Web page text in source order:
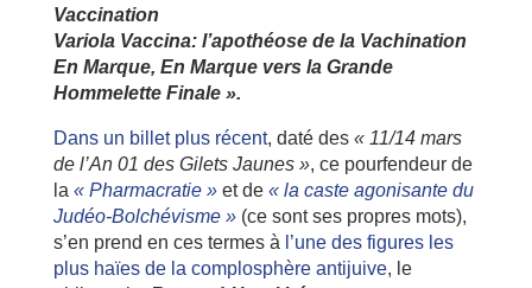
Vaccination
Variola Vaccina: l’apothéose de la Vachination
En Marque, En Marque vers la Grande
Hommelette Finale ».
Dans un billet plus récent, daté des « 11/14 mars
de l’An 01 des Gilets Jaunes », ce pourfendeur de
la « Pharmacratie »et de « la caste agonisante du
Judéo-Bolchévisme »(ce sont ses propres mots),
s’en prend en ces termes à l’une des figures les
plus haïes de la complosphère antijuive, le